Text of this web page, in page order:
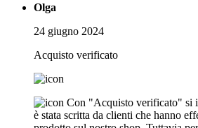
Olga
24 giugno 2024
Acquisto verificato
Con "Acquisto verificato" si
è stata scritta da clienti che hanno